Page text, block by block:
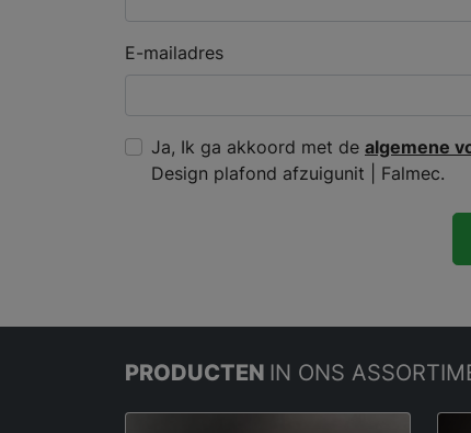
E-mailadres
Ja, Ik ga akkoord met de algemene
Design plafond afzuigunit | Falmec.
PRODUCTEN IN ONS